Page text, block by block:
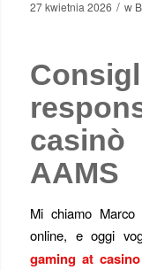
27 kwietnia 2026 / w
AAMS
Mi chiamo
online, e oggi
gaming at